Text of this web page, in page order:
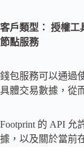
客戶類型： 授權工
節點服務
錢包服務可以通過
具體交易數據，從
Footprint 的 API 允
據，以及關於當前